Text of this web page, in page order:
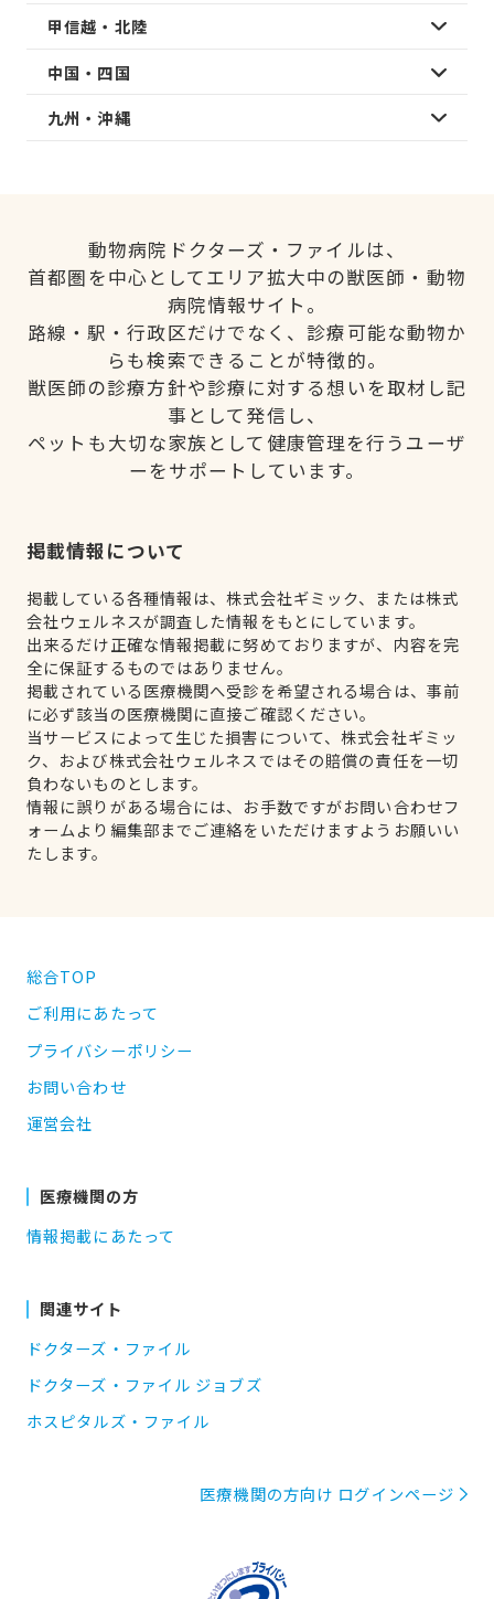
甲信越・北陸
中国・四国
九州・沖縄
動物病院ドクターズ・ファイルは、
首都圏を中心としてエリア拡大中の獣医師・動物
病院情報サイト。
路線・駅・行政区だけでなく、診療可能な動物か
らも検索できることが特徴的。
獣医師の診療方針や診療に対する想いを取材し記
事として発信し、
ペットも大切な家族として健康管理を行うユーザ
ーをサポートしています。
掲載情報について
掲載している各種情報は、株式会社ギミック、または株式
会社ウェルネスが調査した情報をもとにしています。
出来るだけ正確な情報掲載に努めておりますが、内容を完
全に保証するものではありません。
掲載されている医療機関へ受診を希望される場合は、事前
に必ず該当の医療機関に直接ご確認ください。
当サービスによって生じた損害について、株式会社ギミッ
ク、および株式会社ウェルネスではその賠償の責任を一切
負わないものとします。
情報に誤りがある場合には、お手数ですがお問い合わせフ
ォームより編集部までご連絡をいただけますようお願いい
たします。
総合TOP
ご利用にあたって
プライバシーポリシー
お問い合わせ
運営会社
医療機関の方
情報掲載にあたって
関連サイト
ドクターズ・ファイル
ドクターズ・ファイル ジョブズ
ホスピタルズ・ファイル
医療機関の方向け ログインページ